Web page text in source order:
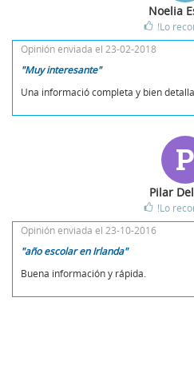
Noelia
!Lo
Opinión enviada el 23-02-2018
"Muy interesante"
Una informació completa y bien
P
Pilar
!Lo
Opinión enviada el 23-10-2016
"año escolar en Irlanda"
Buena información y rápida.